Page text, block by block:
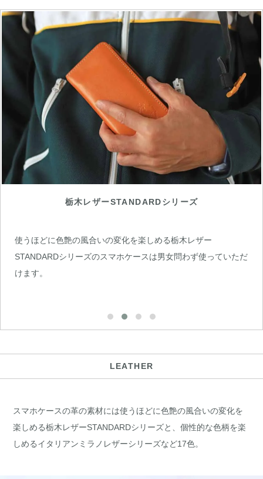
栃木レザーSTANDARDシリーズ
使うほどに色艶の風合いの変化を楽しめる栃木レザー
STANDARDシリーズのスマホケースは男女問わず使っていただ
けます。
LEATHER
スマホケースの革の素材には使うほどに色艶の風合いの変化を
楽しめる栃木レザーSTANDARDシリーズと、個性的な色柄を楽
しめるイタリアンミラノレザーシリーズなど17色。